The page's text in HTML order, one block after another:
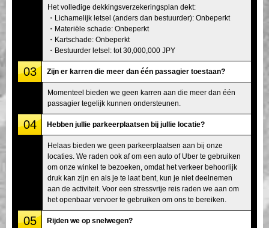
Het volledige dekkingsverzekeringsplan dekt:
・Lichamelijk letsel (anders dan bestuurder): Onbeperkt
・Materiële schade: Onbeperkt
・Kartschade: Onbeperkt
・Bestuurder letsel: tot 30,000,000 JPY
03 Zijn er karren die meer dan één passagier toestaan?
Momenteel bieden we geen karren aan die meer dan één
passagier tegelijk kunnen ondersteunen.
04 Hebben jullie parkeerplaatsen bij jullie locatie?
Helaas bieden we geen parkeerplaatsen aan bij onze
locaties. We raden ook af om een auto of Uber te gebruiken
om onze winkel te bezoeken, omdat het verkeer behoorlijk
druk kan zijn en als je te laat bent, kun je niet deelnemen
aan de activiteit. Voor een stressvrije reis raden we aan om
het openbaar vervoer te gebruiken om ons te bereiken.
05 Rijden we op snelwegen?